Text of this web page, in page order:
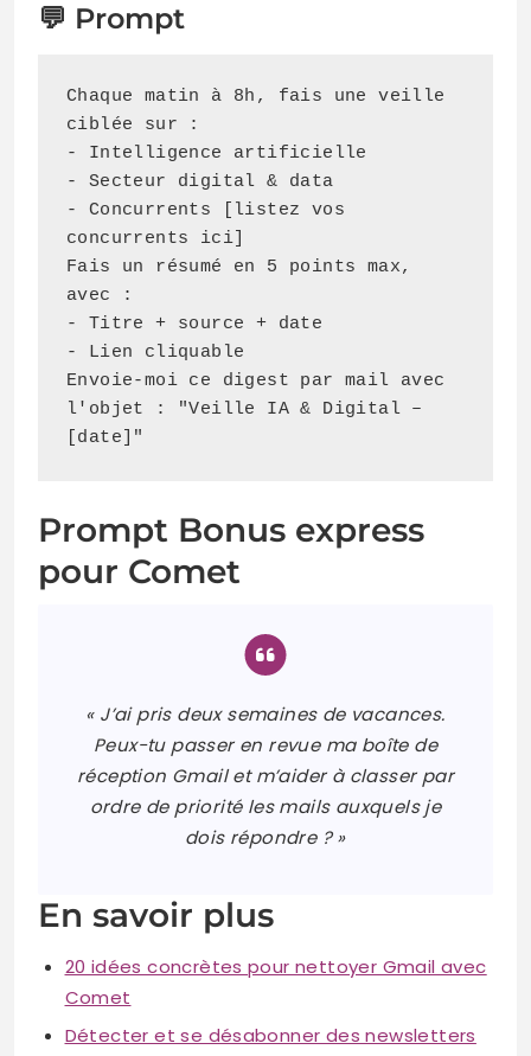
💬 Prompt
Chaque matin à 8h, fais une veille
ciblée sur :
- Intelligence artificielle
- Secteur digital & data
- Concurrents [listez vos
concurrents ici]
Fais un résumé en 5 points max,
avec :
- Titre + source + date
- Lien cliquable
Envoie-moi ce digest par mail avec
l'objet : "Veille IA & Digital –
[date]"
Prompt Bonus express
pour Comet
« J’ai pris deux semaines de vacances.
Peux-tu passer en revue ma boîte de
réception Gmail et m’aider à classer par
ordre de priorité les mails auxquels je
dois répondre ? »
En savoir plus
20 idées concrètes pour nettoyer Gmail avec
Comet
Détecter et se désabonner des newsletters